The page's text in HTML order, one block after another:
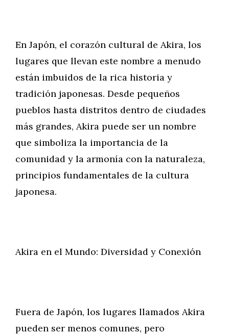
En Japón, el corazón cultural de Akira, los
lugares que llevan este nombre a menudo
están imbuidos de la rica historia y
tradición japonesas. Desde pequeños
pueblos hasta distritos dentro de ciudades
más grandes, Akira puede ser un nombre
que simboliza la importancia de la
comunidad y la armonía con la naturaleza,
principios fundamentales de la cultura
japonesa.
Akira en el Mundo: Diversidad y Conexión
Fuera de Japón, los lugares llamados Akira
pueden ser menos comunes, pero